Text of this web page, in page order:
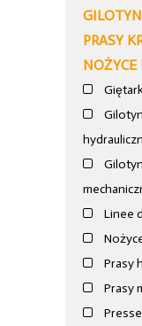
PRASY
Linee
Prasy
Prasy